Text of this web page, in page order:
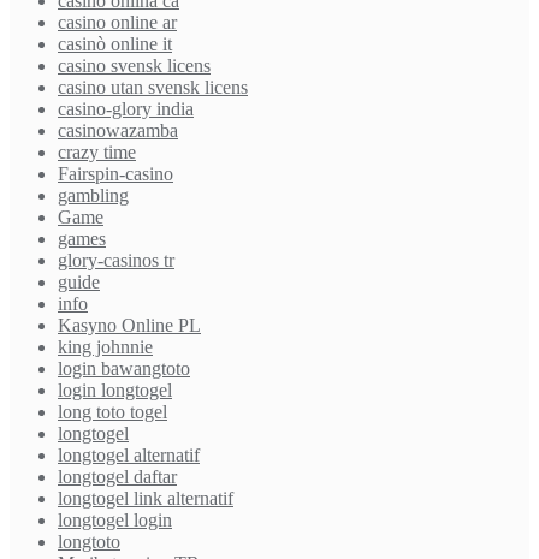
casino online ar
casinò online it
casino svensk licens
casino utan svensk licens
casino-glory india
casinowazamba
crazy time
Fairspin-casino
gambling
Game
games
glory-casinos tr
guide
info
Kasyno Online PL
king johnnie
login bawangtoto
login longtogel
long toto togel
longtogel
longtogel alternatif
longtogel daftar
longtogel link alternatif
longtogel login
longtoto